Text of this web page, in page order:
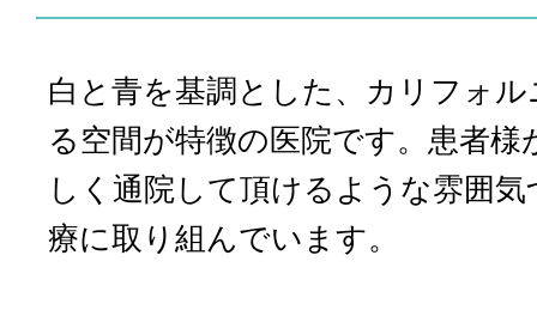
白と青を基調とした、カリフォ
る空間が特徴の医院です。患者
しく通院して頂けるような雰囲
療に取り組んでいます。